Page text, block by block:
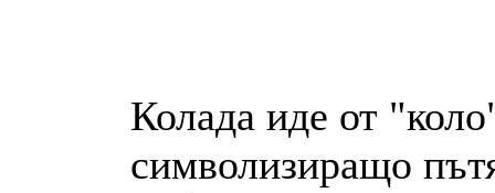
Колада иде от
символизиращо